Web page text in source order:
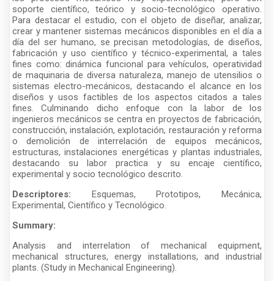
soporte científico, teórico y socio-tecnológico operativo.
Para destacar el estudio, con el objeto de diseñar, analizar,
crear y mantener sistemas mecánicos disponibles en el día a
día del ser humano, se precisan metodologías, de diseños,
fabricación y uso científico y técnico-experimental, a tales
fines como: dinámica funcional para vehículos, operatividad
de maquinaria de diversa naturaleza, manejo de utensilios o
sistemas electro-mecánicos, destacando el alcance en los
diseños y usos factibles de los aspectos citados a tales
fines. Culminando dicho enfoque con la labor de los
ingenieros mecánicos se centra en proyectos de fabricación,
construcción, instalación, explotación, restauración y reforma
o demolición de interrelación de equipos mecánicos,
estructuras, instalaciones energéticas y plantas industriales,
destacando su labor practica y su encaje científico,
experimental y socio tecnológico descrito.
Descriptores: Esquemas, Prototipos, Mecánica,
Experimental, Científico y Tecnológico.
Summary:
Analysis and interrelation of mechanical equipment,
mechanical structures, energy installations, and industrial
plants. (Study in Mechanical Engineering).